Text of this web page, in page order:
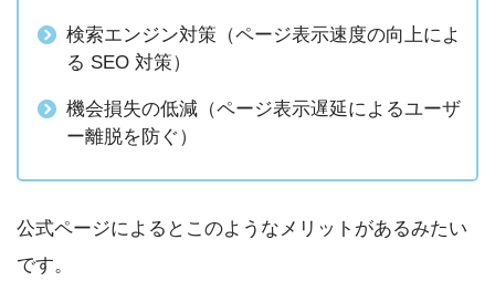
検索エンジン対策（ページ表示速度の向上によ
る SEO 対策）
機会損失の低減（ページ表示遅延によるユーザ
ー離脱を防ぐ）
公式ページによるとこのようなメリットがあるみたい
です。